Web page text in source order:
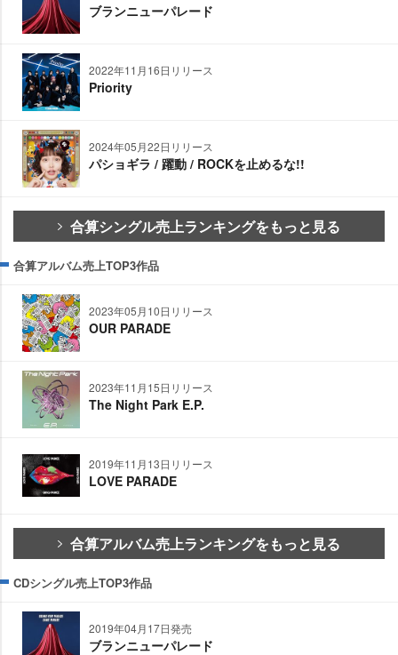
ブランニューパレード
2022年11月16日リリース
Priority
2024年05月22日リリース
パショギラ / 躍動 / ROCKを止めるな!!
合算シングル売上ランキングをもっと見る
合算アルバム売上TOP3作品
2023年05月10日リリース
OUR PARADE
2023年11月15日リリース
The Night Park E.P.
2019年11月13日リリース
LOVE PARADE
合算アルバム売上ランキングをもっと見る
CDシングル売上TOP3作品
2019年04月17日発売
ブランニューパレード